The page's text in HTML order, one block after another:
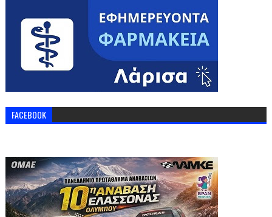
FACEBOOK